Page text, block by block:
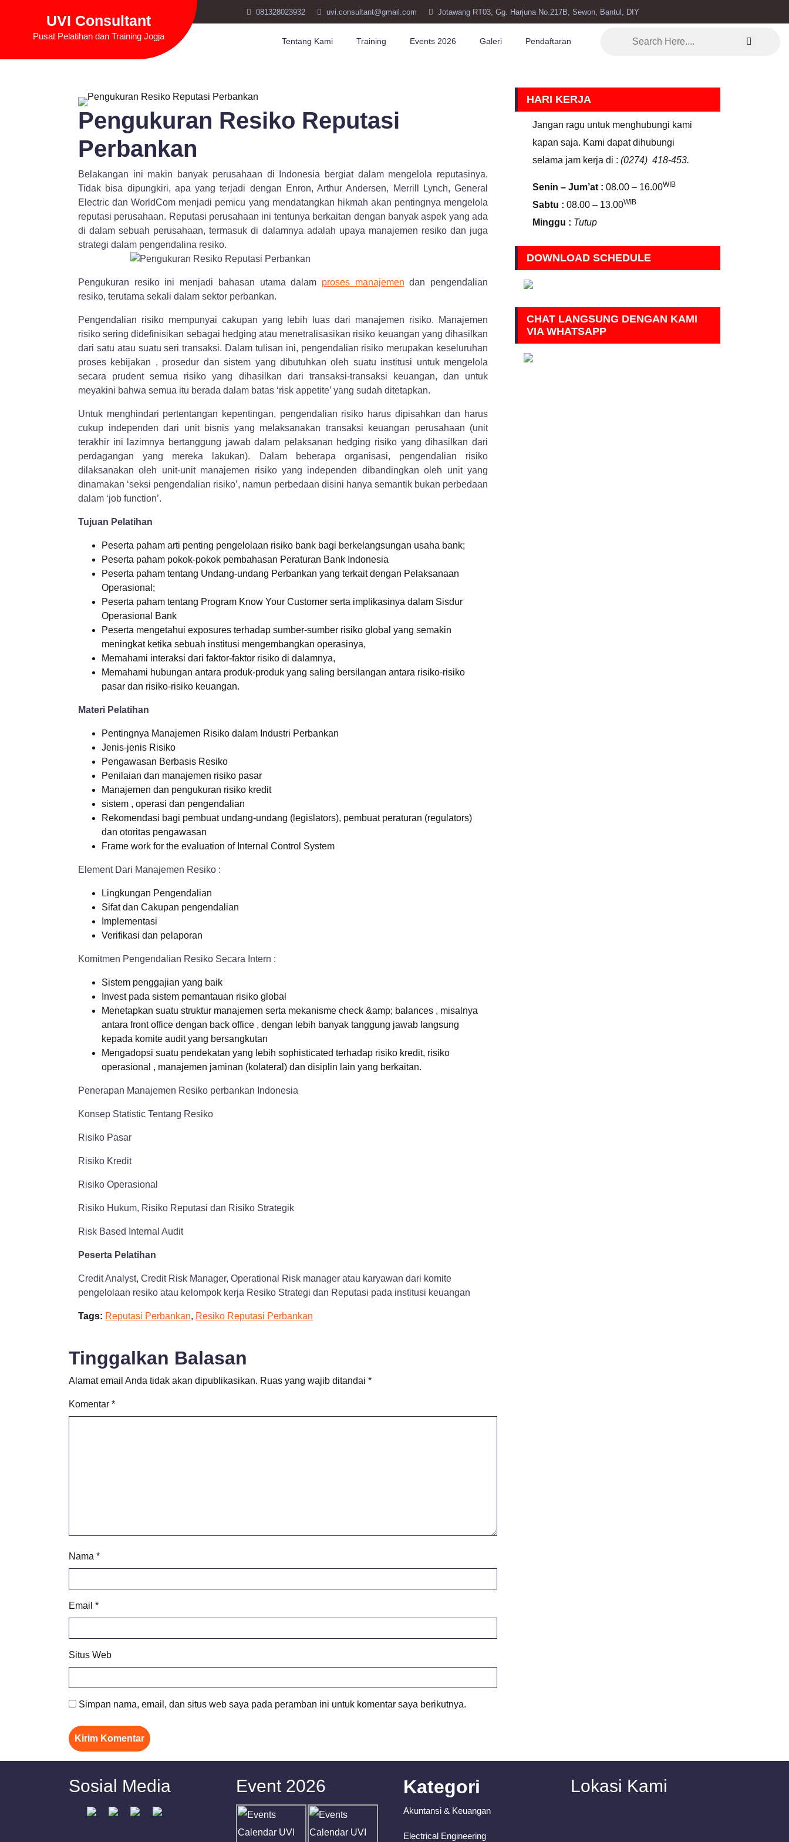
081328023932 uvi.consultant@gmail.com Jotawang RT03, Gg. Harjuna No.217B, Sewon, Bantul, DIY
UVI Consultant
Pusat Pelatihan dan Training Jogja Tentang Kami Training Events 2026 Galeri Pendaftaran
Pengukuran Resiko Reputasi
Perbankan
Belakangan ini makin banyak perusahaan di Indonesia bergiat dalam mengelola reputasinya.
Tidak bisa dipungkiri, apa yang terjadi dengan Enron, Arthur Andersen, Merrill Lynch, General
Electric dan WorldCom menjadi pemicu yang mendatangkan hikmah akan pentingnya mengelola
reputasi perusahaan. Reputasi perusahaan ini tentunya berkaitan dengan banyak aspek yang ada
di dalam sebuah perusahaan, termasuk di dalamnya adalah upaya manajemen resiko dan juga
strategi dalam pengendalina resiko.
Pengukuran resiko ini menjadi bahasan utama dalam proses manajemen dan pengendalian
resiko, terutama sekali dalam sektor perbankan.
Pengendalian risiko mempunyai cakupan yang lebih luas dari manajemen risiko. Manajemen
risiko sering didefinisikan sebagai hedging atau menetralisasikan risiko keuangan yang dihasilkan
dari satu atau suatu seri transaksi. Dalam tulisan ini, pengendalian risiko merupakan keseluruhan
proses kebijakan , prosedur dan sistem yang dibutuhkan oleh suatu institusi untuk mengelola
secara prudent semua risiko yang dihasilkan dari transaksi-transaksi keuangan, dan untuk
meyakini bahwa semua itu berada dalam batas ‘risk appetite’ yang sudah ditetapkan.
Untuk menghindari pertentangan kepentingan, pengendalian risiko harus dipisahkan dan harus
cukup independen dari unit bisnis yang melaksanakan transaksi keuangan perusahaan (unit
terakhir ini lazimnya bertanggung jawab dalam pelaksanan hedging risiko yang dihasilkan dari
perdagangan yang mereka lakukan). Dalam beberapa organisasi, pengendalian risiko
dilaksanakan oleh unit-unit manajemen risiko yang independen dibandingkan oleh unit yang
dinamakan ‘seksi pengendalian risiko’, namun perbedaan disini hanya semantik bukan perbedaan
dalam ‘job function’.
Tujuan Pelatihan
Peserta paham arti penting pengelolaan risiko bank bagi berkelangsungan usaha bank;
Peserta paham pokok-pokok pembahasan Peraturan Bank Indonesia
Peserta paham tentang Undang-undang Perbankan yang terkait dengan Pelaksanaan
Operasional;
Peserta paham tentang Program Know Your Customer serta implikasinya dalam Sisdur
Operasional Bank
Peserta mengetahui exposures terhadap sumber-sumber risiko global yang semakin
meningkat ketika sebuah institusi mengembangkan operasinya,
Memahami interaksi dari faktor-faktor risiko di dalamnya,
Memahami hubungan antara produk-produk yang saling bersilangan antara risiko-risiko
pasar dan risiko-risiko keuangan.
Materi Pelatihan
Pentingnya Manajemen Risiko dalam Industri Perbankan
Jenis-jenis Risiko
Pengawasan Berbasis Resiko
Penilaian dan manajemen risiko pasar
Manajemen dan pengukuran risiko kredit
sistem , operasi dan pengendalian
Rekomendasi bagi pembuat undang-undang (legislators), pembuat peraturan (regulators)
dan otoritas pengawasan
Frame work for the evaluation of Internal Control System
Element Dari Manajemen Resiko :
Lingkungan Pengendalian
Sifat dan Cakupan pengendalian
Implementasi
Verifikasi dan pelaporan
Komitmen Pengendalian Resiko Secara Intern :
Sistem penggajian yang baik
Invest pada sistem pemantauan risiko global
Menetapkan suatu struktur manajemen serta mekanisme check &amp; balances , misalnya
antara front office dengan back office , dengan lebih banyak tanggung jawab langsung
kepada komite audit yang bersangkutan
Mengadopsi suatu pendekatan yang lebih sophisticated terhadap risiko kredit, risiko
operasional , manajemen jaminan (kolateral) dan disiplin lain yang berkaitan.
Penerapan Manajemen Resiko perbankan Indonesia
Konsep Statistic Tentang Resiko
Risiko Pasar
Risiko Kredit
Risiko Operasional
Risiko Hukum, Risiko Reputasi dan Risiko Strategik
Risk Based Internal Audit
Peserta Pelatihan
Credit Analyst, Credit Risk Manager, Operational Risk manager atau karyawan dari komite
pengelolaan resiko atau kelompok kerja Resiko Strategi dan Reputasi pada institusi keuangan
Tags: Reputasi Perbankan, Resiko Reputasi Perbankan
Tinggalkan Balasan
Alamat email Anda tidak akan dipublikasikan. Ruas yang wajib ditandai *
Komentar *
Nama *
Email *
Situs Web
Simpan nama, email, dan situs web saya pada peramban ini untuk komentar saya berikutnya.
HARI KERJA
Jangan ragu untuk menghubungi kami
kapan saja. Kami dapat dihubungi
selama jam kerja di : (0274) 418-453.
Senin – Jum’at : 08.00 – 16.00WIB
Sabtu : 08.00 – 13.00WIB
Minggu : Tutup
DOWNLOAD SCHEDULE
CHAT LANGSUNG DENGAN KAMI
VIA WHATSAPP
Sosial Media Event 2026 Kategori
Akuntansi & Keuangan
Electrical Engineering
Lokasi Kami